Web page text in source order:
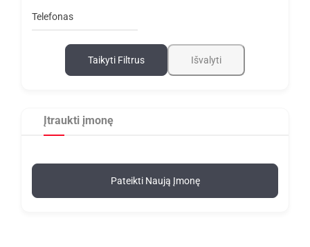
Telefonas
Taikyti Filtrus Išvalyti
Įtraukti įmonę
Pateikti Naują Įmonę